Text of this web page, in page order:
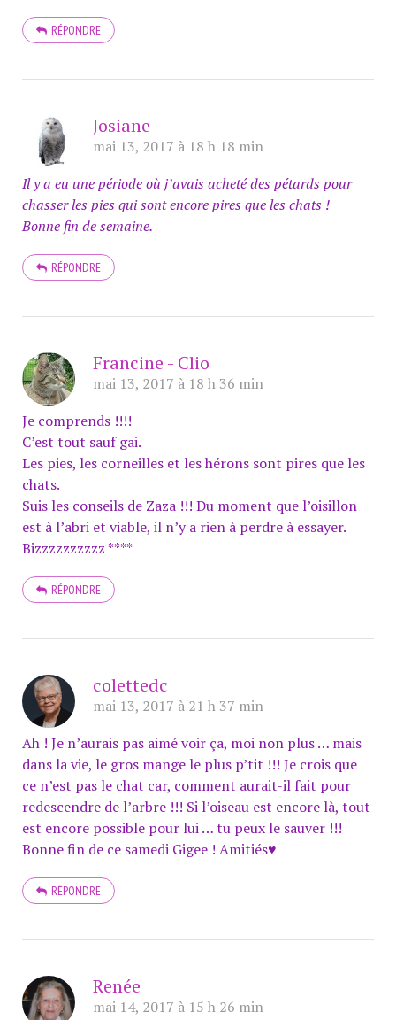
RÉPONDRE
Josiane
mai 13, 2017 à 18 h 18 min
Il y a eu une période où j’avais acheté des pétards pour
chasser les pies qui sont encore pires que les chats !
Bonne fin de semaine.
RÉPONDRE
Francine - Clio
mai 13, 2017 à 18 h 36 min
Je comprends !!!!
C’est tout sauf gai.
Les pies, les corneilles et les hérons sont pires que les
chats.
Suis les conseils de Zaza !!! Du moment que l’oisillon
est à l’abri et viable, il n’y a rien à perdre à essayer.
Bizzzzzzzzzz ****
RÉPONDRE
colettedc
mai 13, 2017 à 21 h 37 min
Ah ! Je n’aurais pas aimé voir ça, moi non plus … mais
dans la vie, le gros mange le plus p’tit !!! Je crois que
ce n’est pas le chat car, comment aurait-il fait pour
redescendre de l’arbre !!! Si l’oiseau est encore là, tout
est encore possible pour lui … tu peux le sauver !!!
Bonne fin de ce samedi Gigee ! Amitiés♥
RÉPONDRE
Renée
mai 14, 2017 à 15 h 26 min